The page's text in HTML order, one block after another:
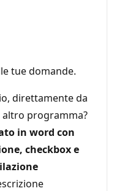
tue domande.
direttamente da
programma?
in word con
checkbox e